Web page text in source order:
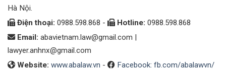
Hà Nội.
Điện thoại: 0988.598.868 - Hotline: 0988.598.868
Email: abavietnam.law@gmail.com |
lawyer.anhnx@gmail.com
Website: www.abalaw.vn - Facebook: fb.com/abalawvn/